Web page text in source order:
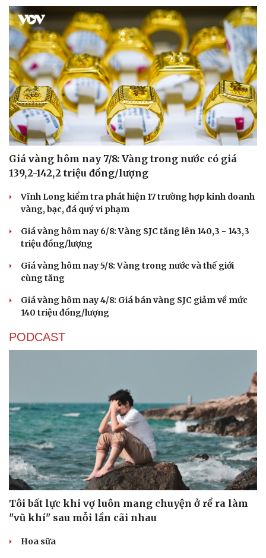
Giá vàng hôm nay 7/8: Vàng trong nước có giá
139,2-142,2 triệu đồng/lượng
Vĩnh Long kiểm tra phát hiện 17 trường hợp kinh doanh
vàng, bạc, đá quý vi phạm
Giá vàng hôm nay 6/8: Vàng SJC tăng lên 140,3 - 143,3
triệu đồng/lượng
Giá vàng hôm nay 5/8: Vàng trong nước và thế giới
cùng tăng
Giá vàng hôm nay 4/8: Giá bán vàng SJC giảm về mức
140 triệu đồng/lượng
PODCAST
Tôi bất lực khi vợ luôn mang chuyện ở rể ra làm
"vũ khí" sau mỗi lần cãi nhau
Hoa sữa